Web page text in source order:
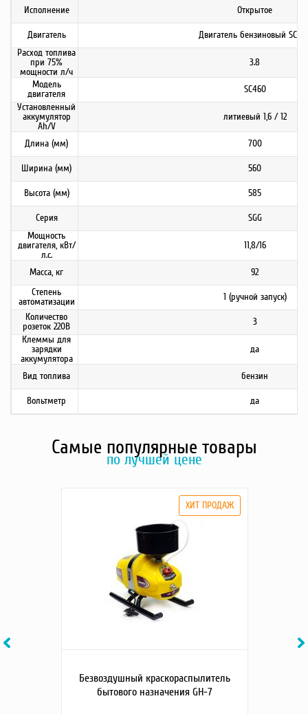
Исполнение Открытое
Двигатель
Двигатель бензиновый
Расход топлива
при 75%
мощности л/ч
3.8
Модель
двигателя
SC460
Установленный
аккумулятор
Ah/V
литиевый 1,6 / 12
Длина (мм) 700
Ширина (мм) 560
Высота (мм) 585
Серия
SGG
Мощность
двигателя, кВт/
л.с.
11,8/16
Масса, кг
92
Степень
автоматизации
1 (ручной запуск)
Количество
розеток 220В
3
Клеммы для
зарядки
аккумулятора
да
Вид топлива бензин
Вольтметр да
Самые популярные товары
по лучшей цене
Previous
Безвоздушный краскораспылитель
бытового назначения GH-7